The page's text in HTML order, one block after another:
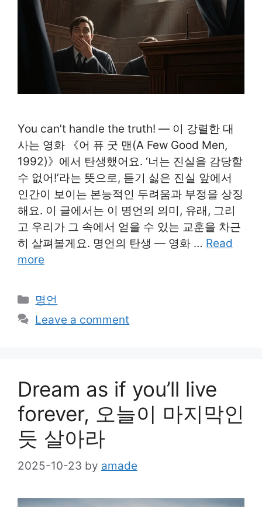
You can’t handle the truth! ― 이 강렬한 대
사는 영화 《어 퓨 굿 맨(A Few Good Men,
1992)》에서 탄생했어요. ‘너는 진실을 감당할
수 없어!’라는 뜻으로, 듣기 싫은 진실 앞에서
인간이 보이는 본능적인 두려움과 부정을 상징
해요. 이 글에서는 이 명언의 의미, 유래, 그리
고 우리가 그 속에서 얻을 수 있는 교훈을 차근
히 살펴볼게요. 명언의 탄생 ― 영화 … Read
more
Categories
명언
Leave a comment
Dream as if you’ll live
forever, 오늘이 마지막인
듯 살아라
2025-10-23 by amade